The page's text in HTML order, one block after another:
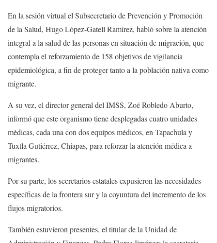
En la sesión virtual el Subsecretario de Prevención y Promoción
de la Salud, Hugo López-Gatell Ramírez, habló sobre la atención
integral a la salud de las personas en situación de migración, que
contempla el reforzamiento de 158 objetivos de vigilancia
epidemiológica, a fin de proteger tanto a la población nativa como
migrante.
A su vez, el director general del IMSS, Zoé Robledo Aburto,
informó que este organismo tiene desplegadas cuatro unidades
médicas, cada una con dos equipos médicos, en Tapachula y
Tuxtla Gutiérrez, Chiapas, para reforzar la atención médica a
migrantes.
Por su parte, los secretarios estatales expusieron las necesidades
específicas de la frontera sur y la coyuntura del incremento de los
flujos migratorios.
También estuvieron presentes, el titular de la Unidad de